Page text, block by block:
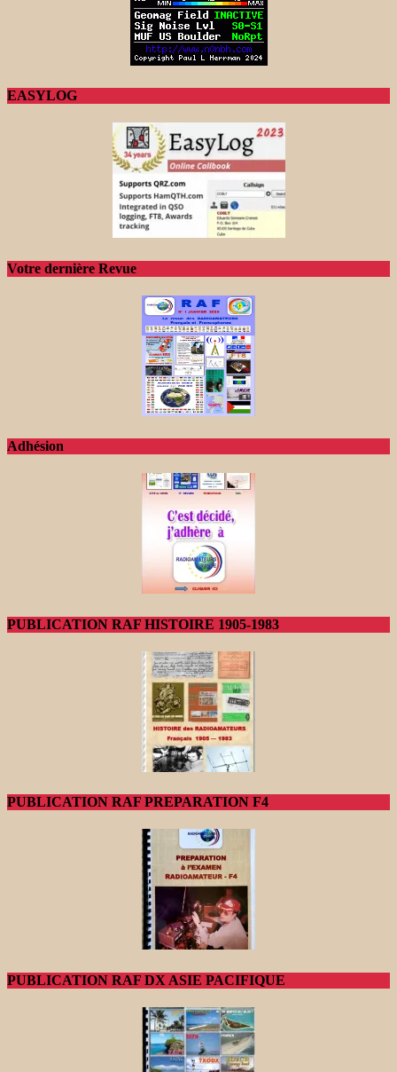
EASYLOG
Votre dernière Revue
Adhésion
PUBLICATION RAF HISTOIRE 1905-1983
PUBLICATION RAF PREPARATION F4
PUBLICATION RAF DX ASIE PACIFIQUE